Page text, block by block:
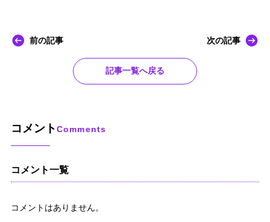
前の記事
記事一覧へ戻る
次の記事
コメントComments
コメント一覧
コメントはありません。